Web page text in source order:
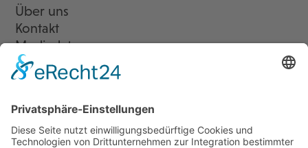
Über uns
Kontakt
Mediadaten
Newsletter
LogIn
Legal